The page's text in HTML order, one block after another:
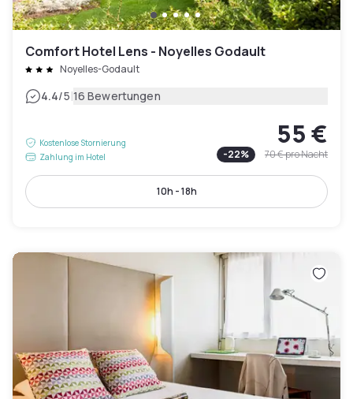
Comfort Hotel Lens - Noyelles Godault
Noyelles-Godault
4.4/5|16 Bewertungen
Kostenlose Stornierung
Zahlung im Hotel
55 €
-22% 70 €pro Nacht
10h - 18h